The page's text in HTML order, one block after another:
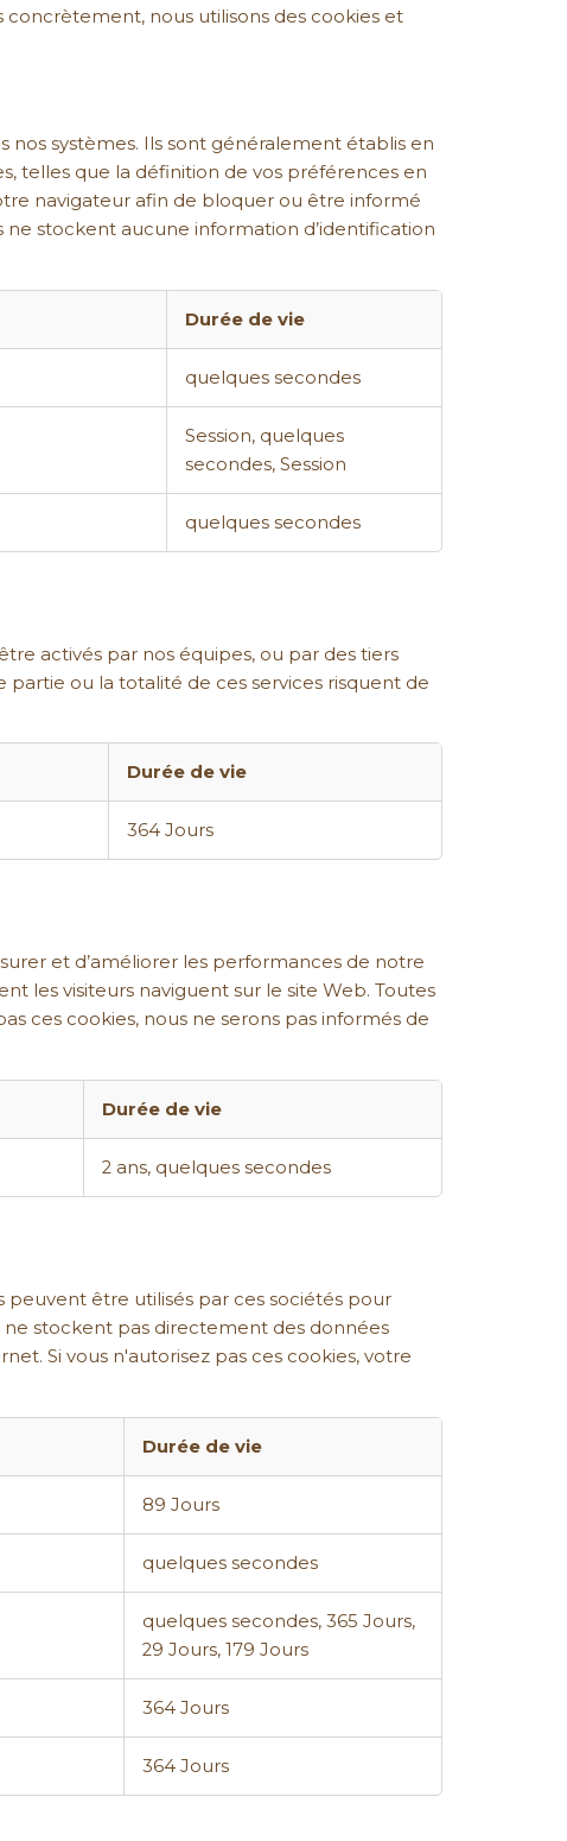
nous utilisons des cookies et
systèmes. Ils sont généralement établis en
telles que la définition de vos préférences en
navigateur afin de bloquer ou être informé
stockent aucune information d’identification
Durée de vie
quelques secondes
Session, quelques
secondes, Session
quelques secondes
activés par nos équipes, ou par des tiers
partie ou la totalité de ces services risquent de
Durée de vie
364 Jours
et d’améliorer les performances de notre
les visiteurs naviguent sur le site Web. Toutes
ces cookies, nous ne serons pas informés de
Durée de vie
2 ans, quelques secondes
être utilisés par ces sociétés pour
stockent pas directement des données
Si vous n'autorisez pas ces cookies, votre
Durée de vie
89 Jours
quelques secondes
quelques secondes, 365 Jours,
29 Jours, 179 Jours
364 Jours
364 Jours